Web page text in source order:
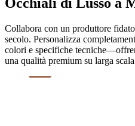
Collabora con un produttore
secolo. Personalizza
colori e specifiche
una qualità premium su larga